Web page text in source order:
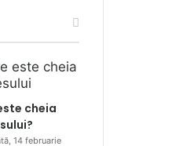
cheia
14 februarie